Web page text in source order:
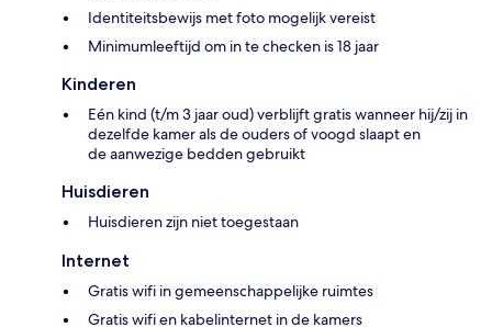
Identiteitsbewijs met foto mogelijk vereist
Minimumleeftijd om in te checken is 18 jaar
Kinderen
Eén kind (t/m 3 jaar oud) verblijft gratis wanneer hij/zij in
dezelfde kamer als de ouders of voogd slaapt en
de aanwezige bedden gebruikt
Huisdieren
Huisdieren zijn niet toegestaan
Internet
Gratis wifi in gemeenschappelijke ruimtes
Gratis wifi en kabelinternet in de kamers